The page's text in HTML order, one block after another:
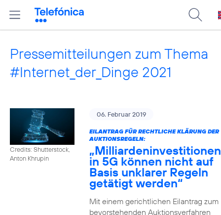
Pressemitteilungen zum Thema
#Internet_der_Dinge 2021
Credits: Shutterstock,
Anton Khrupin
06. Februar 2019
EILANTRAG FÜR RECHTLICHE KLÄRUNG DER
AUKTIONSREGELN:
„Milliardeninvestitionen
in 5G können nicht auf
Basis unklarer Regeln
getätigt werden“
Mit einem gerichtlichen Eilantrag zum
bevorstehenden Auktionsverfahren